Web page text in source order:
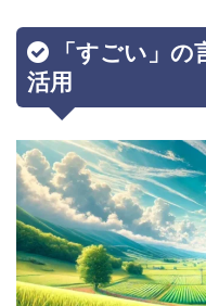
「すごい」
活用